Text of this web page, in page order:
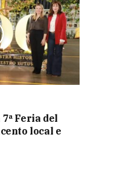
Feria del
local e